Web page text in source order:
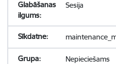
Sesija
Nepieciešams